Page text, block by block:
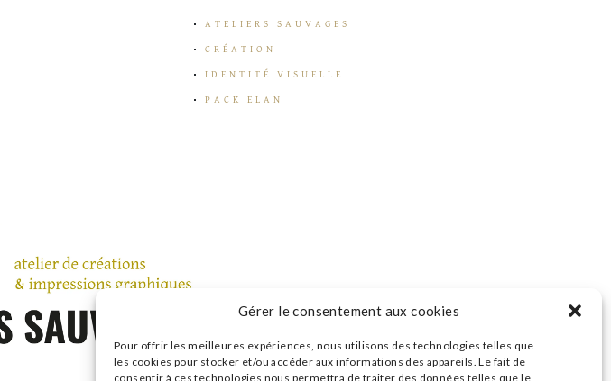
Gérer le consentement aux cookies
Pour offrir les meilleures expériences, nous utilisons des technologies telles que
les cookies pour stocker et/ou accéder aux informations des appareils. Le fait de
consentir à ces technologies nous permettra de traiter des données telles que le
ATELIERS SAUVAGES
CRÉATION
IDENTITÉ VISUELLE
PACK ELAN